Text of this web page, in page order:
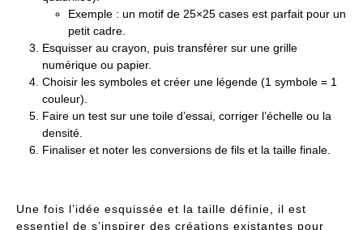
Exemple : un motif de 25×25 cases est parfait pour un
petit cadre.
Esquisser au crayon, puis transférer sur une grille
numérique ou papier.
Choisir les symboles et créer une légende (1 symbole = 1
couleur).
Faire un test sur une toile d’essai, corriger l’échelle ou la
densité.
Finaliser et noter les conversions de fils et la taille finale.
Une fois l’idée esquissée et la taille définie, il est
essentiel de s’inspirer des créations existantes pour